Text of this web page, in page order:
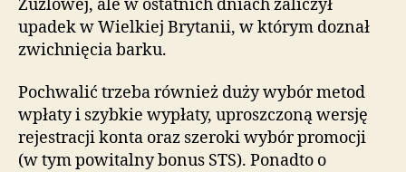
Żużlowej, ale w ostatnich dniach zaliczył
upadek w Wielkiej Brytanii, w którym doznał
zwichnięcia barku.
Pochwalić trzeba również duży wybór metod
wpłaty i szybkie wypłaty, uproszczoną wersję
rejestracji konta oraz szeroki wybór promocji
(w tym powitalny bonus STS). Ponadto o